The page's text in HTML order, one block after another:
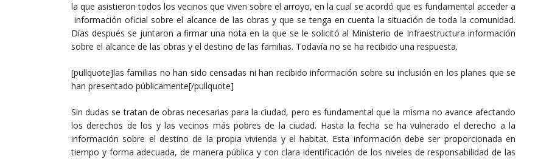
la que asistieron todos los vecinos que viven sobre el arroyo, en la cual se acordó que es fundamental acceder a
información oficial sobre el alcance de las obras y que se tenga en cuenta la situación de toda la comunidad.
Días después se juntaron a firmar una nota en la que se le solicitó al Ministerio de Infraestructura información
sobre el alcance de las obras y el destino de las familias. Todavía no se ha recibido una respuesta.
[pullquote]las familias no han sido censadas ni han recibido información sobre su inclusión en los planes que se
han presentado públicamente[/pullquote]
Sin dudas se tratan de obras necesarias para la ciudad, pero es fundamental que la misma no avance afectando
los derechos de los y las vecinos más pobres de la ciudad. Hasta la fecha se ha vulnerado el derecho a la
información sobre el destino de la propia vivienda y el habitat. Esta información debe ser proporcionada en
tiempo y forma adecuada, de manera pública y con clara identificación de los niveles de responsabilidad de las